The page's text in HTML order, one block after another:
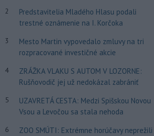
2
Predstavitelia Mladého Hlasu podali
trestné oznámenie na I. Korčoka
3
Mesto Martin vypovedalo zmluvy na tri
rozpracované investičné akcie
4
ZRÁŽKA VLAKU S AUTOM V LOZORNE:
Rušňovodič jej už nedokázal zabrániť
5
UZAVRETÁ CESTA: Medzi Spišskou Novou
Vsou a Levočou sa stala nehoda
6
ZOO SMÚTI: Extrémne horúčavy neprežili